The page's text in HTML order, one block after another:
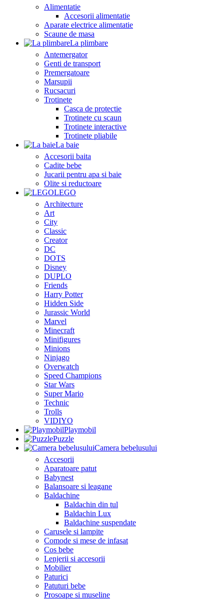
Alimentatie
Accesorii alimentatie
Aparate electrice alimentatie
Scaune de masa
La plimbare
Antemergator
Genti de transport
Premergatoare
Marsupii
Rucsacuri
Trotinete
Casca de protectie
Trotinete cu scaun
Trotinete interactive
Trotinete pliabile
La baie
Accesorii baita
Cadite bebe
Jucarii pentru apa si baie
Olite si reductoare
LEGO
Architecture
Art
City
Classic
Creator
DC
DOTS
Disney
DUPLO
Friends
Harry Potter
Hidden Side
Jurassic World
Marvel
Minecraft
Minifigures
Minions
Ninjago
Overwatch
Speed Champions
Star Wars
Super Mario
Technic
Trolls
VIDIYO
Playmobil
Puzzle
Camera bebelusului
Accesorii
Aparatoare patut
Babynest
Balansoare si leagane
Baldachine
Baldachin din tul
Baldachin Lux
Baldachine suspendate
Carusele si lampite
Comode si mese de infasat
Cos bebe
Lenjerii si accesorii
Mobilier
Paturici
Patuturi bebe
Prosoape si museline